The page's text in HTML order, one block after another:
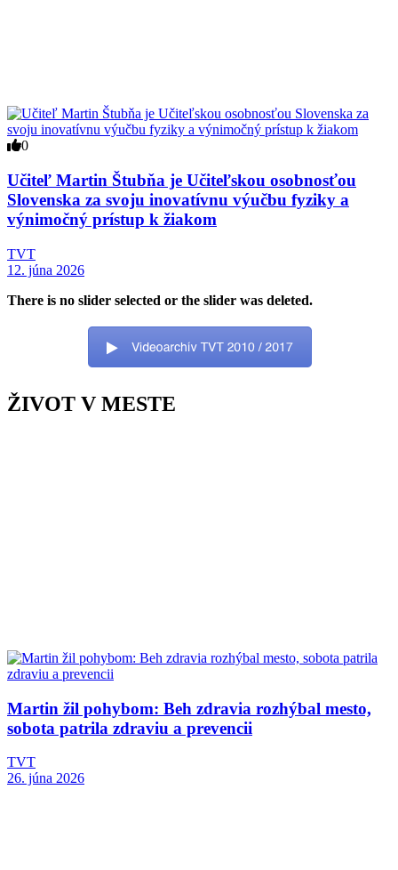
0
Učiteľ Martin Štubňa je Učiteľskou osobnosťou
Slovenska za svoju inovatívnu výučbu fyziky a
výnimočný prístup k žiakom
TVT
12. júna 2026
There is no slider selected or the slider was deleted.
ŽIVOT V MESTE
Martin žil pohybom: Beh zdravia rozhýbal mesto,
sobota patrila zdraviu a prevencii
TVT
26. júna 2026